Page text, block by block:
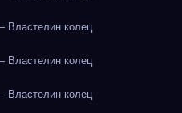
Властелин колец
Властелин колец
Властелин колец